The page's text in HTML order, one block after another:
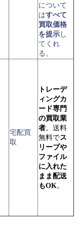
について
はすべて
買取価格
を提示 し
てくれ
る。
宅配買
取
トレーデ
ィングカ
ード専門
の買取業
者。送料
無料でス
リーブや
ファイル
に入れた
まま配送
もOK。